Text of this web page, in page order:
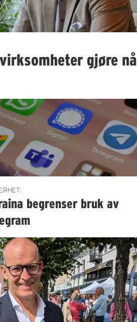
gjøre nå
begrenser bruk av